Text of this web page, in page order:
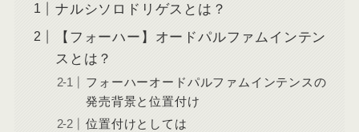
ナルシソロドリゲスとは？
【フォーハー】オードパルファムインテン
スとは？
フォーハーオードパルファムインテンスの
発売背景と位置付け
位置付けとしては